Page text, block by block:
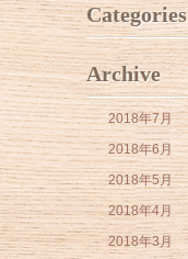
Categories
Archive
2018年7月
2018年6月
2018年5月
2018年4月
2018年3月